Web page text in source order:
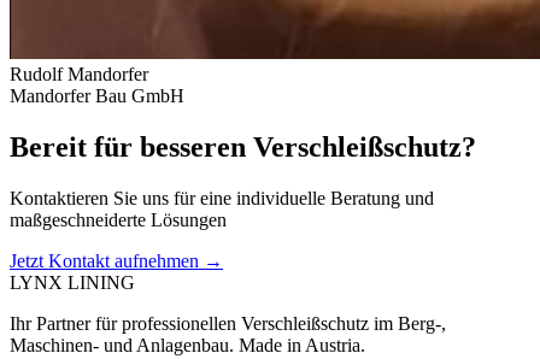
Rudolf Mandorfer
Mandorfer Bau GmbH
Bereit für besseren Verschleißschutz?
Kontaktieren Sie uns für eine individuelle Beratung und
maßgeschneiderte Lösungen
Jetzt Kontakt aufnehmen →
LYNX LINING
Ihr Partner für professionellen Verschleißschutz im Berg-,
Maschinen- und Anlagenbau. Made in Austria.